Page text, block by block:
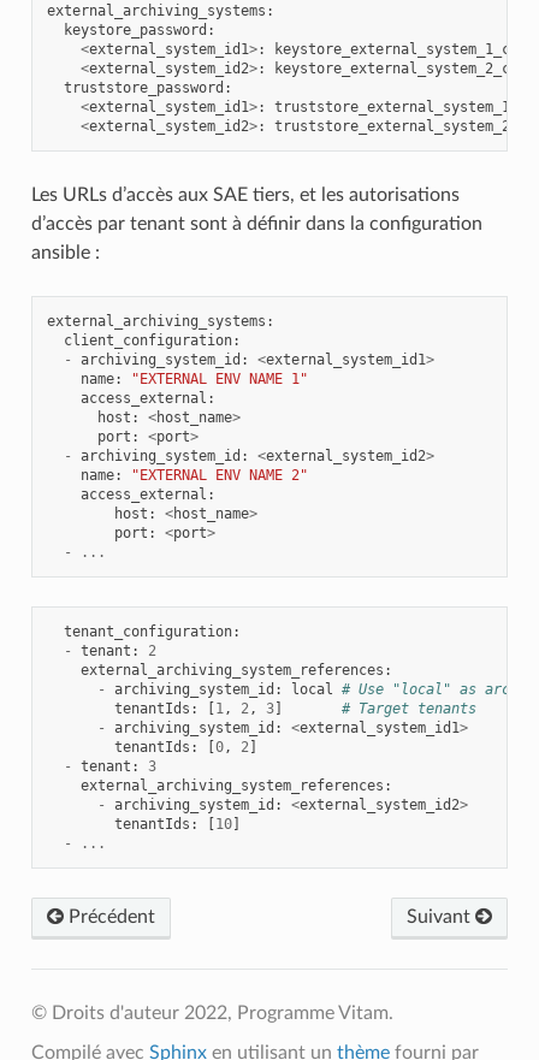
external_archiving_systems :
keystore_password :
<external_system_id1>:
<external_system_id2>:
truststore_password :
<external_system_id1>:
<external_system_id2>:
Les URLs d’accès aux SAE tiers, et les autorisations
d’accès par tenant sont à définir dans la configuration
ansible :
external_archiving_systems :
client_configuration:
-
archiving_system_id : <external_system_id1>
name:
"EXTERNAL ENV NAME 1"
access_external :
host : <host_name>
port : <port>
-
archiving_system_id : <external_system_id2>
name:
"EXTERNAL ENV NAME 2"
access_external :
host : <host_name>
port : <port>
-
...
tenant_configuration:
-
tenant :
2
external_archiving_system_references :
-
archiving_system_id : local # Use "local" as
tenantIds : [1, 2, 3]
# Target tenants
-
archiving_system_id : <external_system_id1>
tenantIds : [0, 2]
-
tenant :
3
external_archiving_system_references :
-
archiving_system_id : <external_system_id2>
tenantIds : [10]
-
...
Précédent Suivant
© Droits d'auteur 2022, Programme Vitam.
Compilé avec Sphinxen utilisant un thèmefourni par